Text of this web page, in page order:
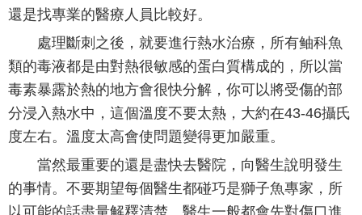
還是找專業的醫療人員比較好。
處理斷刺之後，就要進行熱水治療，所有鲉科魚
類的毒液都是由對熱很敏感的蛋白質構成的，所以當
毒素暴露於熱的地方會很快分解，你可以將受傷的部
分浸入熱水中，這個溫度不要太熱，大約在43-46攝氏
度左右。溫度太高會使問題變得更加嚴重。
當然最重要的還是盡快去醫院，向醫生說明發生
的事情。不要期望每個醫生都碰巧是獅子魚專家，所
以可能的話盡量解釋清楚。醫生一般都會先對傷口進